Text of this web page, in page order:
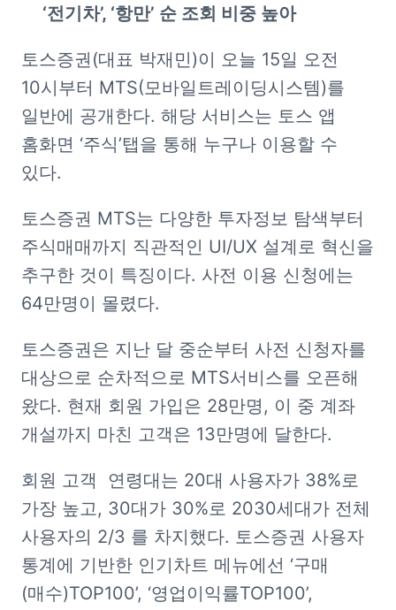
‘전기차’, ‘항만’ 순 조회 비중 높아
토스증권(대표 박재민)이 오늘 15일 오전
10시부터 MTS(모바일트레이딩시스템)를
일반에 공개한다. 해당 서비스는 토스 앱
홈화면 ‘주식’탭을 통해 누구나 이용할 수
있다.
토스증권 MTS는 다양한 투자정보 탐색부터
주식매매까지 직관적인 UI/UX 설계로 혁신을
추구한 것이 특징이다. 사전 이용 신청에는
64만명이 몰렸다.
토스증권은 지난 달 중순부터 사전 신청자를
대상으로 순차적으로 MTS서비스를 오픈해
왔다. 현재 회원 가입은 28만명, 이 중 계좌
개설까지 마친 고객은 13만명에 달한다.
회원 고객  연령대는 20대 사용자가 38%로
가장 높고, 30대가 30%로 2030세대가 전체
사용자의 2/3 를 차지했다. 토스증권 사용자
통계에 기반한 인기차트 메뉴에선 ‘구매
(매수)TOP100’, ‘영업이익률TOP100’,